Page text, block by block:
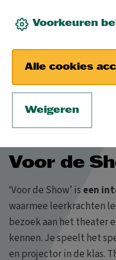
Voor de
‘Voor de Show’ is een
waarmee leerkrachten
bezoek aan het theater
kennen. Je speelt het
en projector in de klas.
Voorkeuren
Alle cookies
Weigeren